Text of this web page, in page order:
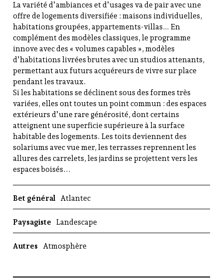
La variété d’ambiances et d’usages va de pair avec une
offre de logements diversifiée : maisons individuelles,
habitations groupées, appartements-villas… En
complément des modèles classiques, le programme
innove avec des « volumes capables », modèles
d’habitations livrées brutes avec un studios attenants,
permettant aux futurs acquéreurs de vivre sur place
pendant les travaux.
Si les habitations se déclinent sous des formes très
variées, elles ont toutes un point commun : des espaces
extérieurs d’une rare générosité, dont certains
atteignent une superficie supérieure à la surface
habitable des logements. Les toits deviennent des
solariums avec vue mer, les terrasses reprennent les
allures des carrelets, les jardins se projettent vers les
espaces boisés...
Bet général Atlantec
Paysagiste Landescape
Autres Atmosphère